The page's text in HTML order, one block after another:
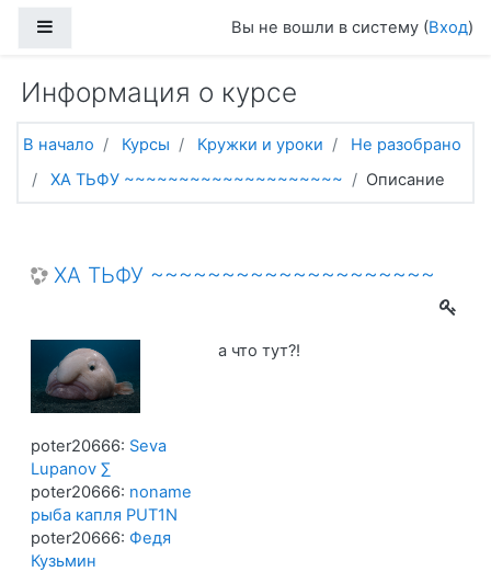
Вы не вошли в систему (Вход)
Информация о курсе
В начало Курсы Кружки и уроки
Не разобрано
ХА ТЬФУ ~~~~~~~~~~~~~~~~~~~~
Описание
ХА ТЬФУ ~~~~~~~~~~~~~~~~~~~~
а что тут?!
poter20666: Seva
Lupanov ∑
poter20666: noname
рыба капля PUT1N
poter20666: Федя
Кузьмин